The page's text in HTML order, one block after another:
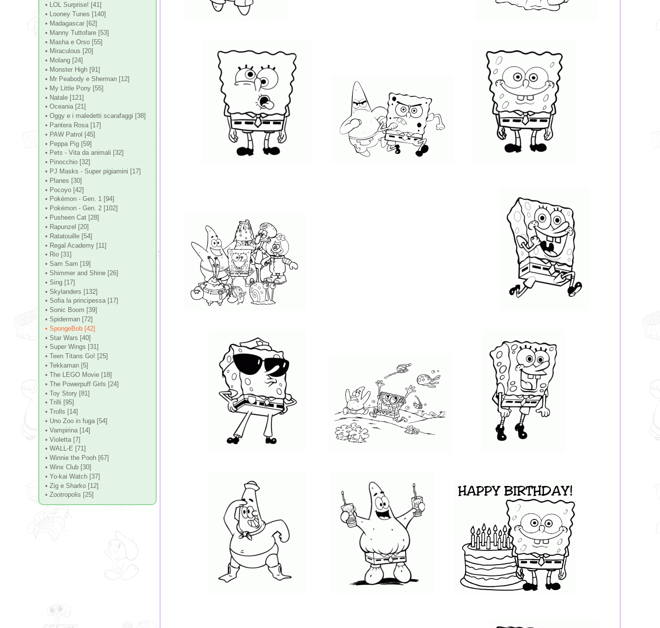
• LOL Surprise! [41]
• Looney Tunes [140]
• Madagascar [62]
• Manny Tuttofare [53]
• Masha e Orso [55]
• Miraculous [20]
• Molang [24]
• Monster High [91]
• Mr Peabody e Sherman [12]
• My Little Pony [55]
• Natale [121]
• Oceania [21]
• Oggy e i maledetti scarafaggi [38]
• Pantera Rosa [17]
• PAW Patrol [45]
• Peppa Pig [59]
• Pets - Vita da animali [32]
• Pinocchio [32]
• PJ Masks - Super pigiamini [17]
• Planes [30]
• Pocoyo [42]
• Pokémon - Gen. 1 [94]
• Pokémon - Gen. 2 [102]
• Pusheen Cat [28]
• Rapunzel [20]
• Ratatouille [54]
• Regal Academy [11]
• Rio [31]
• Sam Sam [19]
• Shimmer and Shine [26]
• Sing [17]
• Skylanders [132]
• Sofia la principessa [17]
• Sonic Boom [39]
• Spiderman [72]
• SpongeBob [42]
• Star Wars [40]
• Super Wings [31]
• Teen Titans Go! [25]
• Tekkaman [5]
• The LEGO Movie [18]
• The Powerpuff Girls [24]
• Toy Story [81]
• Trilli [95]
• Trolls [14]
• Uno Zoo in fuga [54]
• Vampirina [14]
• Violetta [7]
• WALL-E [71]
• Winnie the Pooh [67]
• Winx Club [30]
• Yo-kai Watch [37]
• Zig e Sharko [12]
• Zootropolis [25]